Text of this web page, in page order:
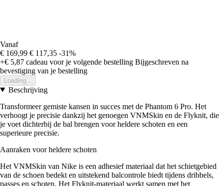
Vanaf
€ 169,99 € 117,35 -31%
+€ 5,87 cadeau voor je volgende bestelling Bijgeschreven na
bevestiging van je bestelling
Loading...
Beschrijving
Transformeer gemiste kansen in succes met de Phantom 6 Pro. Het
verhoogt je precisie dankzij het genoegen VNMSkin en de Flyknit, die
je voet dichterbij de bal brengen voor heldere schoten en een
superieure precisie.
Aanraken voor heldere schoten
Het VNMSkin van Nike is een adhesief materiaal dat het schietgebied
van de schoen bedekt en uitstekend balcontrole biedt tijdens dribbels,
passes en schoten. Het Flyknit-materiaal werkt samen met het